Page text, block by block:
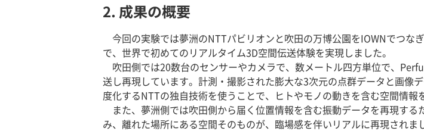
2. 成果の概要
今回の実験では夢洲のNTTパビリオンと吹田の万博公園をIOWNでつな
で、世界で初めてのリアルタイム3D空間伝送体験を実現しました。
吹田側では20数台のセンサーやカメラで、数メートル四方単位で、
送し再現しています。計測・撮影された膨大な3次元の点群データと画像
度化するNTTの独自技術を使うことで、ヒトやモノの動きを含む空間情報
また、夢洲側では吹田側から届く位置情報を含む振動データを再現す
み、離れた場所にある空間そのものが、臨場感を伴いリアルに再現されま